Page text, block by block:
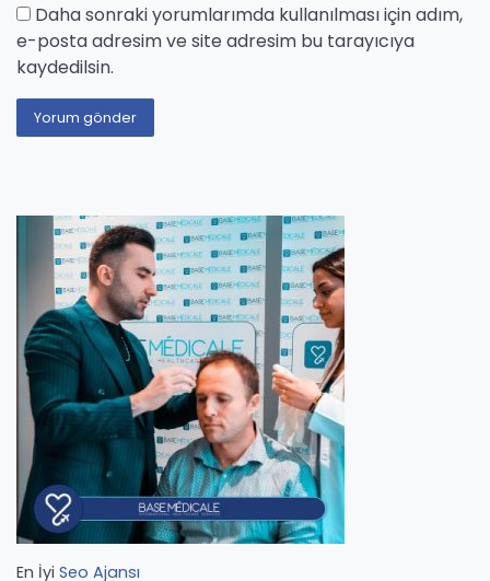
Daha sonraki yorumlarımda kullanılması için adım,
e-posta adresim ve site adresim bu tarayıcıya
kaydedilsin.
En İyi Seo Ajansı